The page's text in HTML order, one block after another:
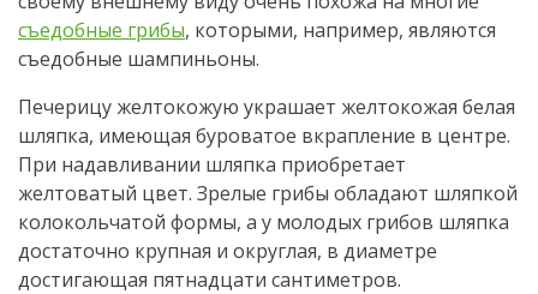
съедобные грибы, которыми, например, являются
съедобные шампиньоны.
Печерицу желтокожую украшает желтокожая белая
шляпка, имеющая буроватое вкрапление в центре.
При надавливании шляпка приобретает
желтоватый цвет. Зрелые грибы обладают шляпкой
колокольчатой формы, а у молодых грибов шляпка
достаточно крупная и округлая, в диаметре
достигающая пятнадцати сантиметров.